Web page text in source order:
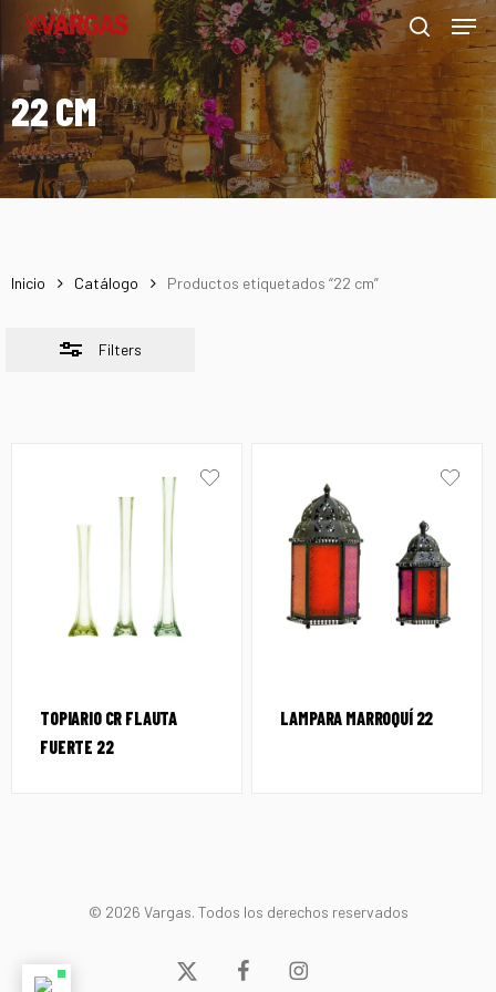
Skip
main
content
search
Menu
22 CM
Inicio Catálogo Productos etiquetados “22 cm”
Filters
Close
Filters
TOPIARIO CR FLAUTA
FUERTE 22
LAMPARA MARROQUÍ 22
© 2026 Vargas. Todos los derechos reservados
x-
facebookinstagram
Menu